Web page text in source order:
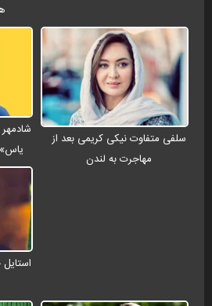
سلفی متفاوت نیکی کریمی بعد از
مهاجرت به لندن
یاس»